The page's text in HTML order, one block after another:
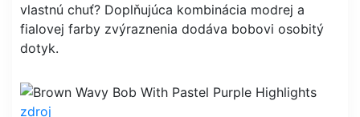
vlastnú chuť? Doplňujúca kombinácia modrej a
fialovej farby zvýraznenia dodáva bobovi osobitý
dotyk.
zdroj